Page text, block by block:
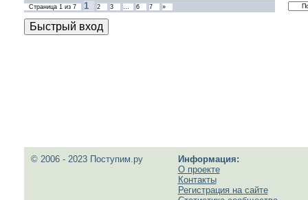
Страница 1из 7 1 2 3 … 6 7 »
© 2006 - 2023 Поступим.ру
Информация:
О проекте
Контакты
Регистрация на сайте